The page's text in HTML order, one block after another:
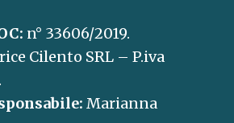
n° 33606/2019.
Cilento SRL – P.iva
Marianna